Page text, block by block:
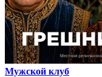
Мужской клуб